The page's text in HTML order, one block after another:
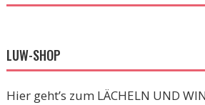
LUW-SHOP
Hier geht’s zum LÄCHELN UND